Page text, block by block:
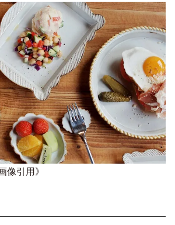
像引用》